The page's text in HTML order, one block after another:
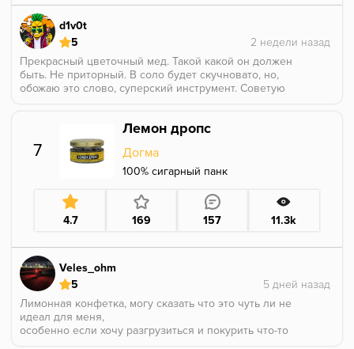
плотности. Больше раскрываются травянисто-
землистые ноты, типо подгнившего стога в поле
разнотравья (а то как же описание сигарки без
художественных образов)). Пошла кислинка... не
такая навязчивая, как в некоторых моносортах, но
ощутимая. Сладости во второй половине покура уже
не хватает, хотя, обычно, под конец она, наоборот,
не растянуть, но, приемлемо. Как говорил Фрейд:
"иногда сигара - это просто сигара". В моём случае -
сигара под пиво, вот такую нишу заняла. Без уау
эффекта, но, из того, что можно было купить в
1+3*25х, лотос аналог, микрокасание пупырками, 7-8
мин прогрев
* на серпе поинтереснее раскрывается, чем на cd1,
d1v0t
5
Прекрасный цветочный мед. Такой какой он должен
быть. Не приторный. В соло будет скучновато, но,
обожаю это слово, суперский инструмент. Советую
7
Лемон дропс
Догма
100% сигарный панк
4.7 169 157 11.3k
Veles_ohm
5
Лимонная конфетка, могу сказать что это чуть ли не
идеал для меня,
особенно если хочу разгрузиться и покурить что-то